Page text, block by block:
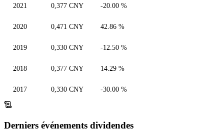
2021 0,377 CNY -20.00 %
2020 0,471 CNY 42.86 %
2019 0,330 CNY -12.50 %
2018 0,377 CNY 14.29 %
2017 0,330 CNY -30.00 %
Derniers événements dividendes